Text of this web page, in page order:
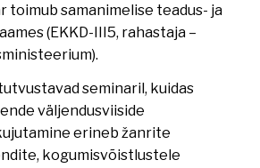
toimub samanimelise teadus- ja
(EKKD-III5, rahastaja –
seminaril, kuidas
väljendusviiside
erineb žanrite
kogumisvõistlustele